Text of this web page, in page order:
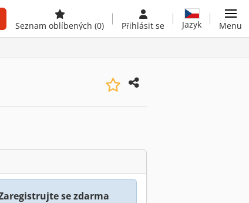
Seznam oblíbených (0) Přihlásit se Jazyk Menu
se zdarma